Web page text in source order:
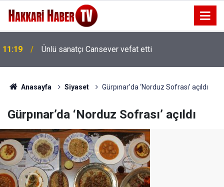
11:19 Ünlü sanatçı Cansever vefat etti
Anasayfa Siyaset Gürpınar’da ‘Norduz Sofrası’ açıldı
Gürpınar’da ‘Norduz Sofrası’ açıldı